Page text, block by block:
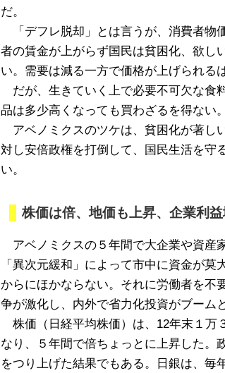
だ。
「デフレ脱却」とは言うが、消費者物
者の賃金が上がらず国民は貧困化、欲し
い。需要は減る一方で価格が上げられる
だが、生きていく上で必要不可欠な食
品は多少高くなっても買わざるを得ない
アベノミクスのツケは、貧困化が著し
対し安倍政権を打倒して、国民生活を守
い。
株価は倍、地価も上昇、企業利
アベノミクスの５年間で大企業や資産
「異次元緩和」によって市中に資金が
からにほかならない。それに労働者を不
争が激化し、内外で省力化投資がブーム
株価（日経平均株価）は、12年末１万
なり、５年間で倍ちょっとに上昇した。
をつり上げた結果でもある。日銀は、毎